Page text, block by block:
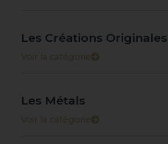
Les Créations Originales
Voir la catégorie
Les Métals
Voir la catégorie